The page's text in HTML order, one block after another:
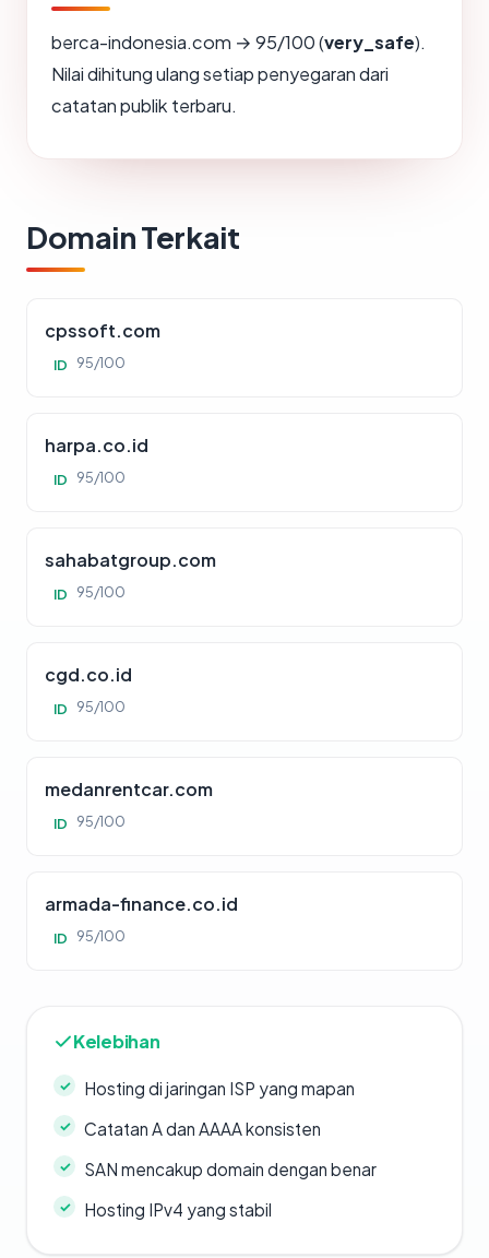
berca-indonesia.com → 95/100 (very_safe).
Nilai dihitung ulang setiap penyegaran dari
catatan publik terbaru.
Domain Terkait
cpssoft.com
ID 95/100
harpa.co.id
ID 95/100
sahabatgroup.com
ID 95/100
cgd.co.id
ID 95/100
medanrentcar.com
ID 95/100
armada-finance.co.id
ID 95/100
Kelebihan
Hosting di jaringan ISP yang mapan
Catatan A dan AAAA konsisten
SAN mencakup domain dengan benar
Hosting IPv4 yang stabil